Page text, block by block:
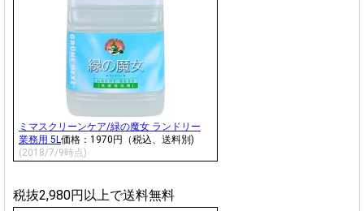
ミマスクリーンケア/緑の魔女 ランドリー
業務用 5L価格：1970円（税込、送料別)
(2018/7/9時点)
税抜2,980円以上で送料無料